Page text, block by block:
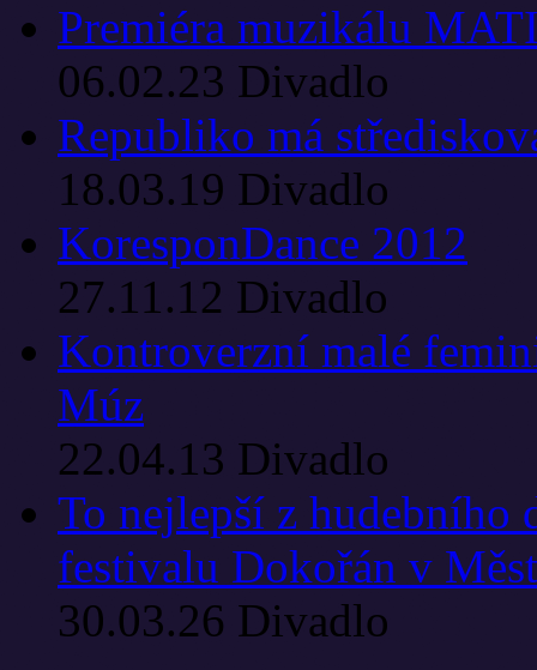
Premiéra muzikálu
06.02.23 Divadlo
Republiko má
18.03.19 Divadlo
KoresponDance 2012
27.11.12 Divadlo
Kontroverzní malé
Múz
22.04.13 Divadlo
To nejlepší z hudebního
festivalu Dokořán v
30.03.26 Divadlo